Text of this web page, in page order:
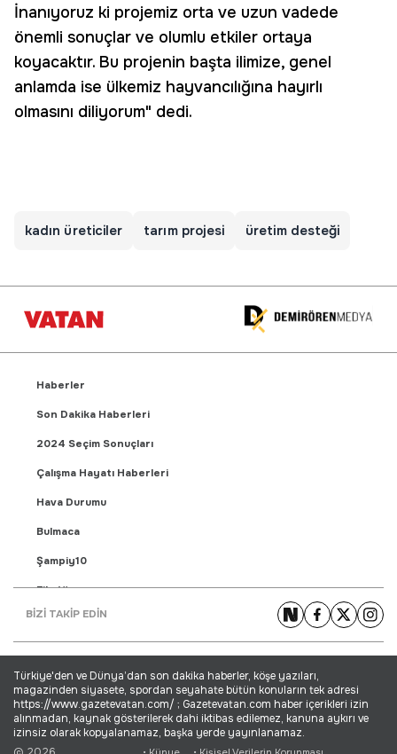
İnanıyoruz ki projemiz orta ve uzun vadede
önemli sonuçlar ve olumlu etkiler ortaya
koyacaktır. Bu projenin başta ilimize, genel
anlamda ise ülkemiz hayvancılığına hayırlı
olmasını diliyorum" dedi.
kadın üreticiler tarım projesi üretim desteği
Haberler
Son Dakika Haberleri
2024 Seçim Sonuçları
Çalışma Hayatı Haberleri
Hava Durumu
Bulmaca
Şampiy10
Fikstür
Puan Durumu
Yaşam Haberleri
Ekonomi Haberleri
Dünya Haberleri
BİZİ TAKİP EDİN
Türkiye'den ve Dünya’dan son dakika haberler, köşe yazıları,
magazinden siyasete, spordan seyahate bütün konuların tek adresi
https://www.gazetevatan.com/ ; Gazetevatan.com haber içerikleri izin
alınmadan, kaynak gösterilerek dahi iktibas edilemez, kanuna aykırı ve
izinsiz olarak kopyalanamaz, başka yerde yayınlanamaz.